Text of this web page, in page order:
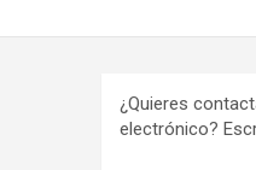
¿Quieres
electrónico?